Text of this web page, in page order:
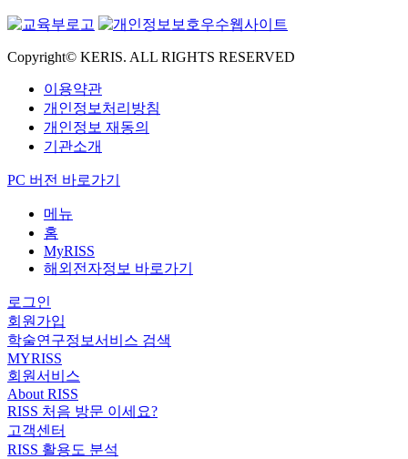
Copyright© KERIS. ALL RIGHTS RESERVED
이용약관
개인정보처리방침
개인정보 재동의
기관소개
PC 버전 바로가기
메뉴
홈
MyRISS
해외전자정보 바로가기
로그인
회원가입
학술연구정보서비스 검색
MYRISS
회원서비스
About RISS
RISS 처음 방문 이세요?
고객센터
RISS 활용도 분석